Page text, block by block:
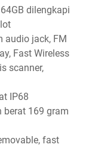
dilengkapi
audio jack, FM
Fast Wireless
scanner,
IP68
berat 169 gram
fast